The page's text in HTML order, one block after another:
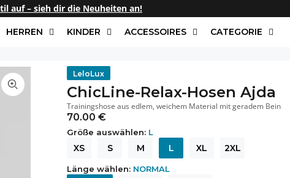
auf – sieh dir die Neuheiten an!
HERREN KINDER ACCESSOIRES CATEGORIE
LeloLux
ChicLine-Relax-Hosen Ajda
Trainingshose aus edlem, weichem Material mit geradem Bein
70.00 €
Größe auswählen: L
XS S M L XL 2XL
Länge wählen: NORMAL